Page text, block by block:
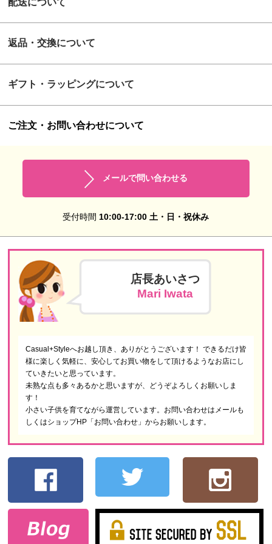
返品・交換について
ギフト・ラッピングについて
ご注文・お問い合わせについて
メールで問い合わせる
受付時間 10:00-17:00 土・日・祝休み
店長あいさつ
Mari Iwata
Casual+Styleへお越し頂き、ありがとうございます！ できるだけ皆
様に楽しく気軽に、安心してお買い物をして頂けるようなお店にし
ていきたいと思っています。
未熟な点も多々あるかと思いますが、どうぞよろしくお願いしま
す！
小さい子供を育てながら運営しています。お問い合わせはメールも
しくはショップHP「お問い合わせ」からお願いします。